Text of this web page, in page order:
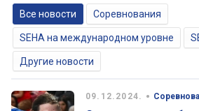
Все новости Соревнования
SEHA на международном уровне
Другие новости
09.12.2024. •